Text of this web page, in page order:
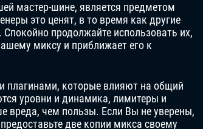
мастер-шине, является предметом
это ценят, в то время как другие
продолжайте использовать их,
миксу и приближает его к
плагинами, которые влияют на общий
уровни и динамика, лимитеры и
вреда, чем пользы. Если Вы не уверены,
две копии микса своему